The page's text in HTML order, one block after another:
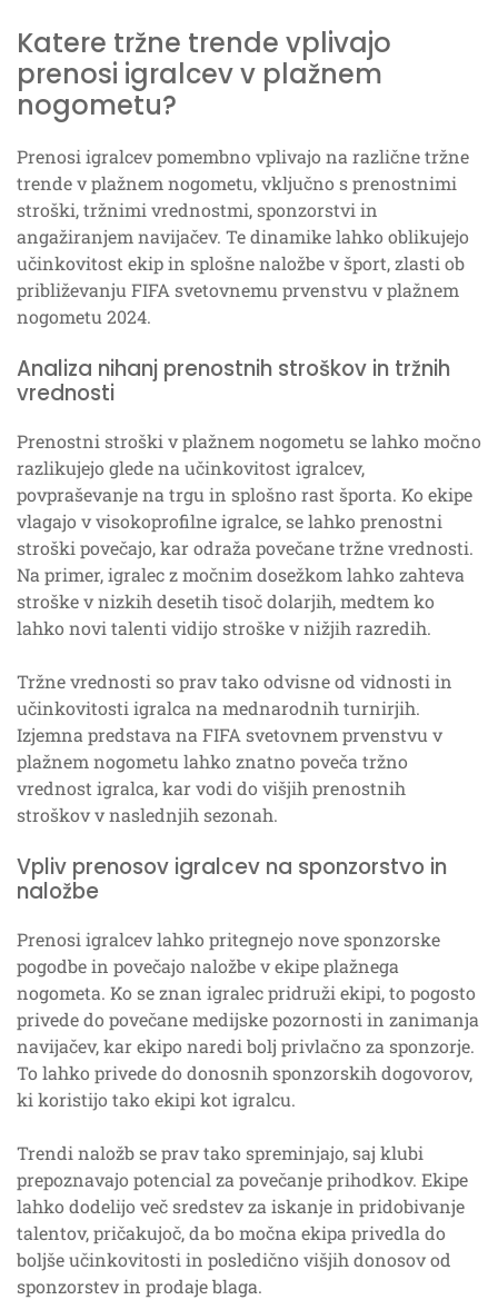
Katere tržne trende vplivajo
prenosi igralcev v plažnem
nogometu?
Prenosi igralcev pomembno vplivajo na različne tržne
trende v plažnem nogometu, vključno s prenostnimi
stroški, tržnimi vrednostmi, sponzorstvi in
angažiranjem navijačev. Te dinamike lahko oblikujejo
učinkovitost ekip in splošne naložbe v šport, zlasti ob
približevanju FIFA svetovnemu prvenstvu v plažnem
nogometu 2024.
Analiza nihanj prenostnih stroškov in tržnih
vrednosti
Prenostni stroški v plažnem nogometu se lahko močno
razlikujejo glede na učinkovitost igralcev,
povpraševanje na trgu in splošno rast športa. Ko ekipe
vlagajo v visokoprofilne igralce, se lahko prenostni
stroški povečajo, kar odraža povečane tržne vrednosti.
Na primer, igralec z močnim dosežkom lahko zahteva
stroške v nizkih desetih tisoč dolarjih, medtem ko
lahko novi talenti vidijo stroške v nižjih razredih.
Tržne vrednosti so prav tako odvisne od vidnosti in
učinkovitosti igralca na mednarodnih turnirjih.
Izjemna predstava na FIFA svetovnem prvenstvu v
plažnem nogometu lahko znatno poveča tržno
vrednost igralca, kar vodi do višjih prenostnih
stroškov v naslednjih sezonah.
Vpliv prenosov igralcev na sponzorstvo in
naložbe
Prenosi igralcev lahko pritegnejo nove sponzorske
pogodbe in povečajo naložbe v ekipe plažnega
nogometa. Ko se znan igralec pridruži ekipi, to pogosto
privede do povečane medijske pozornosti in zanimanja
navijačev, kar ekipo naredi bolj privlačno za sponzorje.
To lahko privede do donosnih sponzorskih dogovorov,
ki koristijo tako ekipi kot igralcu.
Trendi naložb se prav tako spreminjajo, saj klubi
prepoznavajo potencial za povečanje prihodkov. Ekipe
lahko dodelijo več sredstev za iskanje in pridobivanje
talentov, pričakujoč, da bo močna ekipa privedla do
boljše učinkovitosti in posledično višjih donosov od
sponzorstev in prodaje blaga.